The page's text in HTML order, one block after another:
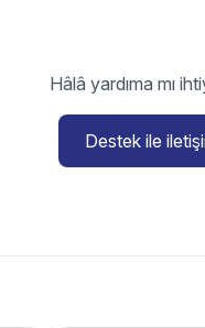
Hâlâ yardıma mı
Destek ile